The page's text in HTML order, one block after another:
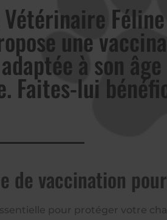
une
à son
Faites-lui
de vaccination
pour protéger votre